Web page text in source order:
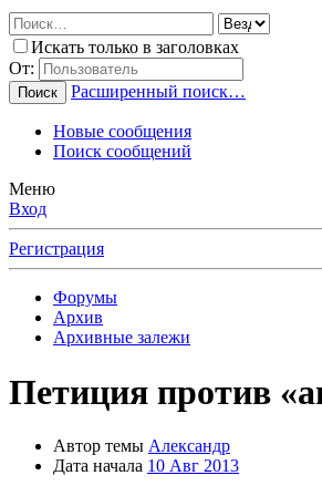
Искать только в заголовках
От:
Поиск Расширенный поиск…
Новые сообщения
Поиск сообщений
Меню
Вход
Регистрация
Форумы
Архив
Архивные залежи
Петиция против
Автор темы Александр
Дата начала 10 Авг 2013